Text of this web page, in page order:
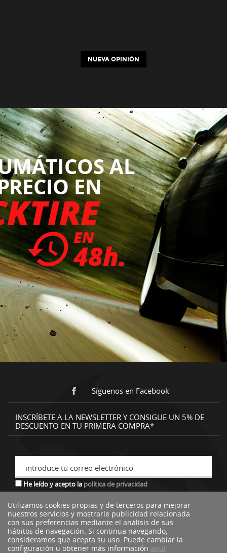
NUEVA OPINIÓN
Síguenos en Facebook
INSCRÍBETE A LA NEWSLETTER Y CONSIGUE UN 5% DE
DESCUENTO EN TU PRIMERA COMPRA*
introduce tu correo electrónico
He leído y acepto la política de privacidad
*descuento no acumulable a otras ofertas o promociones.
Utilizamos cookies propias y de terceros para mejorar
nuestros servicios y mostrarle publicidad relacionada
con sus preferencias mediante el análisis de sus
hábitos de navegación. Si continua navegando,
consideramos que acepta su uso. Puede cambiar la
configuración u obtener más información aquí